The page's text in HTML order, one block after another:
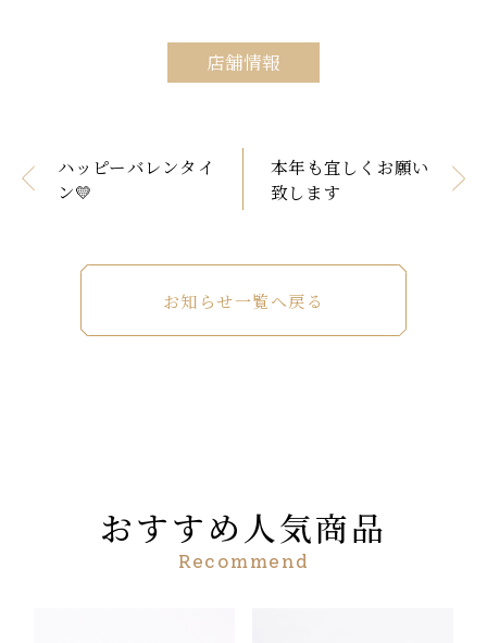
店舗情報
ハッピーバレンタイ
ン💛
本年も宜しくお願い
致します
お知らせ一覧へ戻る
おすすめ人気商品
Recommend